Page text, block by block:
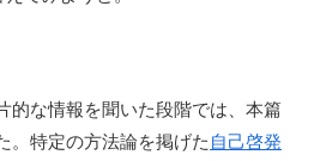
な情報を聞いた段階では、本篇
。特定の方法論を掲げた 自己啓発